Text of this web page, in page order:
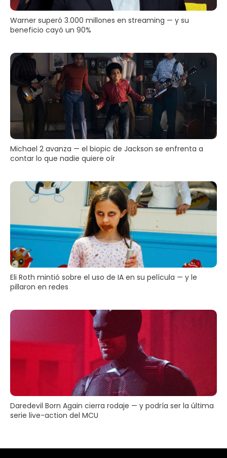
Warner superó 3.000 millones en streaming — y su
beneficio cayó un 90%
Michael 2 avanza — el biopic de Jackson se enfrenta a
contar lo que nadie quiere oír
Eli Roth mintió sobre el uso de IA en su película — y le
pillaron en redes
Daredevil Born Again cierra rodaje — y podría ser la última
serie live-action del MCU